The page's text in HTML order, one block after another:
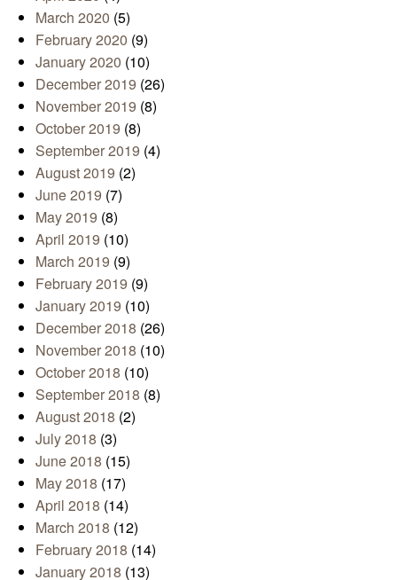
March 2020 (5)
February 2020 (9)
January 2020 (10)
December 2019 (26)
November 2019 (8)
October 2019 (8)
September 2019 (4)
August 2019 (2)
June 2019 (7)
May 2019 (8)
April 2019 (10)
March 2019 (9)
February 2019 (9)
January 2019 (10)
December 2018 (26)
November 2018 (10)
October 2018 (10)
September 2018 (8)
August 2018 (2)
July 2018 (3)
June 2018 (15)
May 2018 (17)
April 2018 (14)
March 2018 (12)
February 2018 (14)
January 2018 (13)